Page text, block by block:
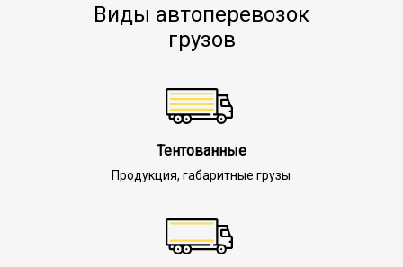
Виды автоперевозок
грузов
Тентованные
Продукция, габаритные грузы